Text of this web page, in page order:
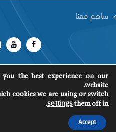
ساهم معنا
جميع الحقوق محفوظة 2018 SCM
©
the best experience on our
website.
cookies we are using or switch
them off in
settings
.
Accept